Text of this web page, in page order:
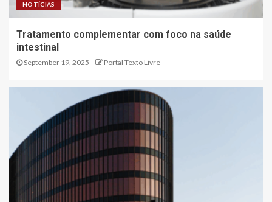
NOTÍCIAS
Tratamento complementar com foco na saúde
intestinal
September 19, 2025 Portal Texto Livre